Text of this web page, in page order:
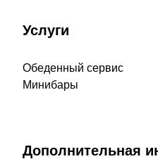
Услуги
Обеденный сервис
Минибары
Дополнительная